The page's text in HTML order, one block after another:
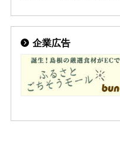
企業広告